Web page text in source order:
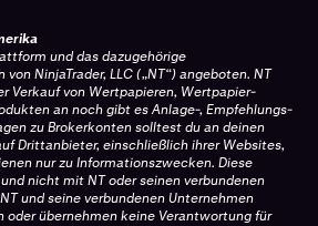
und das dazugehörige
NinjaTrader, LLC („NT“) angeboten. NT
Verkauf von Wertpapieren, Wertpapier-
an noch gibt es Anlage-, Empfehlungs-
zu Brokerkonten solltest du an deinen
Drittanbieter, einschließlich ihrer Websites,
nur zu Informationszwecken. Diese
nicht mit NT oder seinen verbundenen
und seine verbundenen Unternehmen
übernehmen keine Verantwortung für